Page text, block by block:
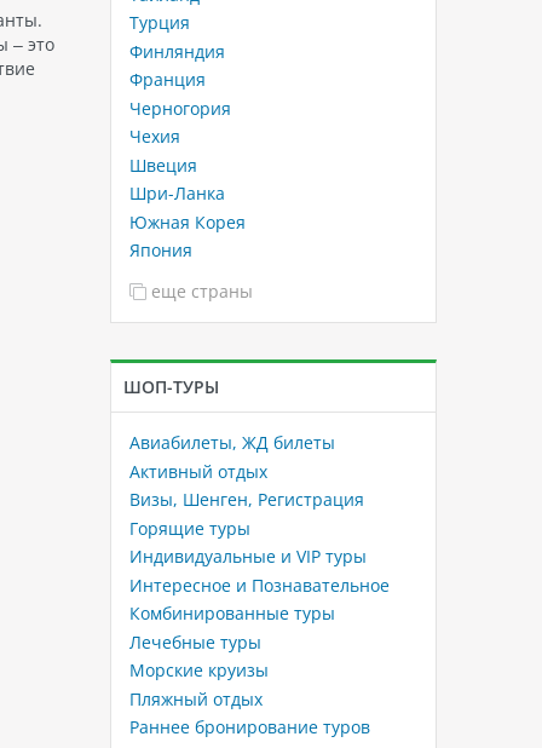
– это
Турция
Финляндия
Франция
Черногория
Чехия
Швеция
Шри-Ланка
Южная Корея
Япония
еще страны
ШОП-ТУРЫ
Авиабилеты, ЖД билеты
Активный отдых
Визы, Шенген, Регистрация
Горящие туры
Индивидуальные и VIP туры
Интересное и Познавательное
Комбинированные туры
Лечебные туры
Морские круизы
Пляжный отдых
Раннее бронирование туров